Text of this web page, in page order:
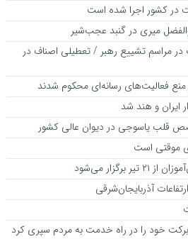
میری در گنبد عجب‌شیر
مراسم تشییع رهبر / تعطیلی اصناف در
فعالیت‌های رسانه‌ای محکوم شدند
ایران و هند شد
قلب یاسوجی در دیوان عالی کشور
موقتی است
می‌شود
آذربایجان‌شرقی
خود را در راه خدمت به مردم سپری کرد